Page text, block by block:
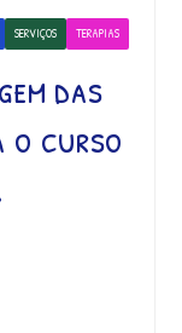
SERVIÇOS TERAPIAS
das
o curso